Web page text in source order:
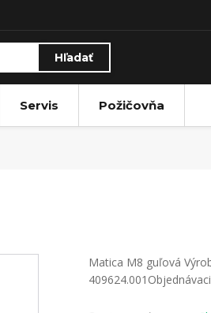
Hľadať
Servis Požičovňa
Matica M8 guľová